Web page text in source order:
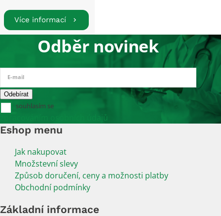
Více informací
Odběr novinek
E-mail
souhlasím se
zpracováním osobních údajů
Eshop menu
Jak nakupovat
Množstevní slevy
Způsob doručení, ceny a možnosti platby
Obchodní podmínky
Základní informace